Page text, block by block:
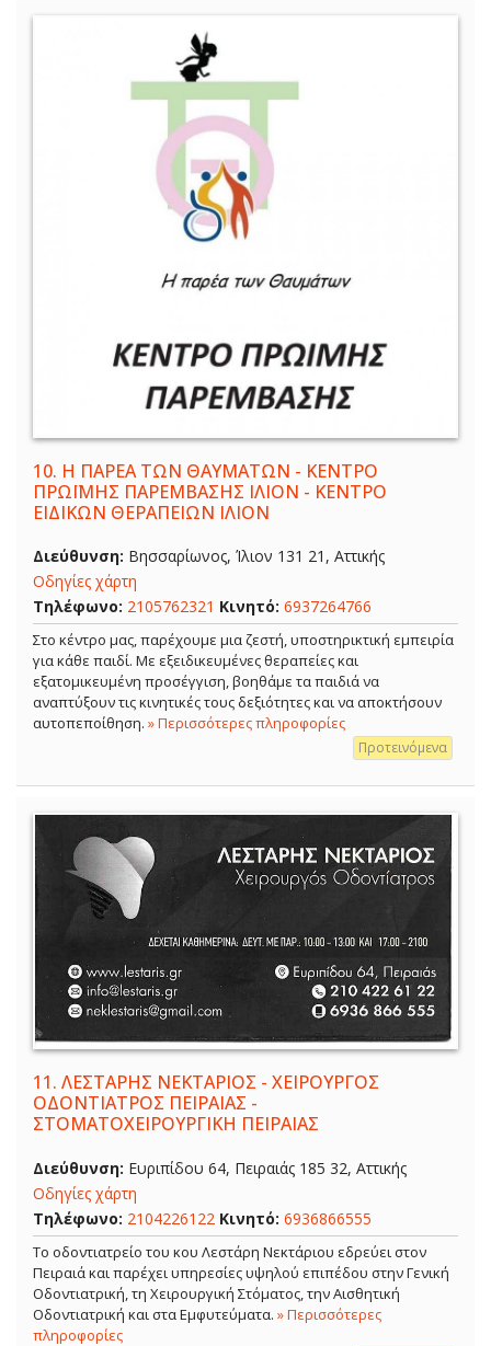
10. Η ΠΑΡΕΑ ΤΩΝ ΘΑΥΜΑΤΩΝ - ΚΕΝΤΡΟ
ΠΡΩΪΜΗΣ ΠΑΡΕΜΒΑΣΗΣ ΙΛΙΟΝ - ΚΕΝΤΡΟ
ΕΙΔΙΚΩΝ ΘΕΡΑΠΕΙΩΝ ΙΛΙΟΝ
Διεύθυνση: Βησσαρίωνος, Ίλιον 131 21, Αττικής
Οδηγίες χάρτη
Τηλέφωνο: 2105762321 Κινητό: 6937264766
Στο κέντρο μας, παρέχουμε μια ζεστή, υποστηρικτική εμπειρία
για κάθε παιδί. Με εξειδικευμένες θεραπείες και
εξατομικευμένη προσέγγιση, βοηθάμε τα παιδιά να
αναπτύξουν τις κινητικές τους δεξιότητες και να αποκτήσουν
αυτοπεποίθηση. » Περισσότερες πληροφορίες
Προτεινόμενα
11. ΛΕΣΤΑΡΗΣ ΝΕΚΤΑΡΙΟΣ - ΧΕΙΡΟΥΡΓΟΣ
ΟΔΟΝΤΙΑΤΡΟΣ ΠΕΙΡΑΙΑΣ -
ΣΤΟΜΑΤΟΧΕΙΡΟΥΡΓΙΚΗ ΠΕΙΡΑΙΑΣ
Διεύθυνση: Ευριπίδου 64, Πειραιάς 185 32, Αττικής
Οδηγίες χάρτη
Τηλέφωνο: 2104226122 Κινητό: 6936866555
Το οδοντιατρείο του κου Λεστάρη Νεκτάριου εδρεύει στον
Πειραιά και παρέχει υπηρεσίες υψηλού επιπέδου στην Γενική
Οδοντιατρική, τη Χειρουργική Στόματος, την Αισθητική
Οδοντιατρική και στα Εμφυτεύματα. » Περισσότερες
πληροφορίες